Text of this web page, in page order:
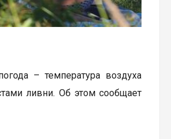
– температура воздуха
ливни. Об этом сообщает